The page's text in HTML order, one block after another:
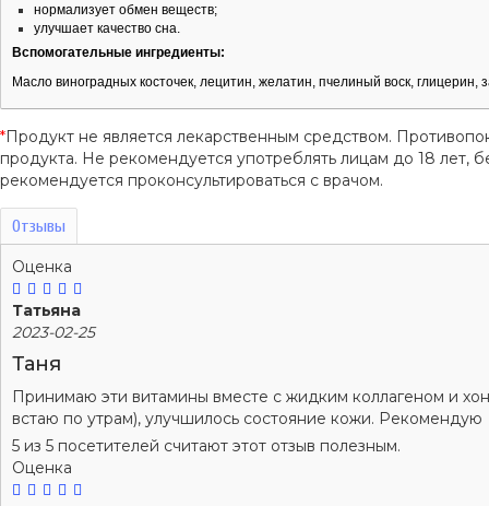
нормализует обмен веществ;
улучшает качество сна.
Вспомогательные ингредиенты:
Масло виноградных косточек, лецитин, желатин, пчелиный воск, глицерин,
*Продукт не является лекарственным средством.
продукта. Не рекомендуется употреблять лицам до 18
рекомендуется проконсультироваться с врачом.
Отзывы
Оценка
Татьяна
2023-02-25
Таня
Принимаю эти витамины вместе с жидким коллагеном и
встаю по утрам), улучшилось состояние кожи. Рекомендую
5 из 5 посетителей считают этот отзыв полезным.
Оценка